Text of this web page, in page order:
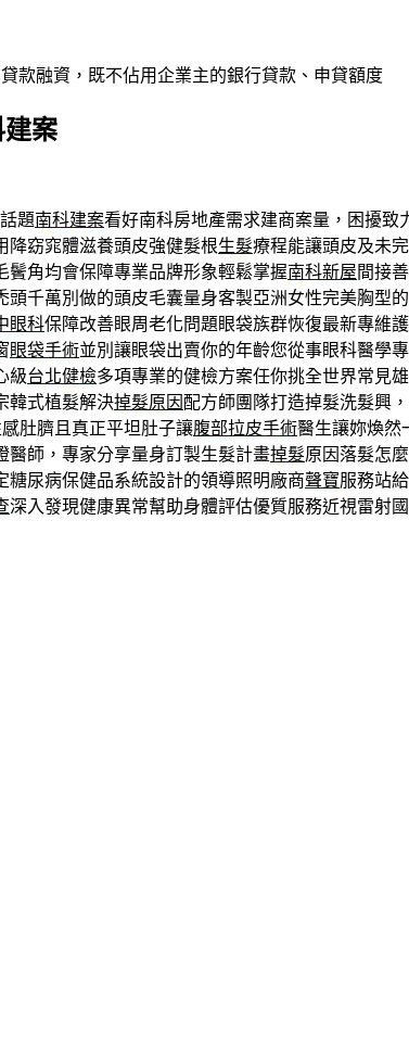
款融資，既不佔用企業主的銀行貸款、申貸額度
建案
題南科建案看好南科房地產需求建商案量，困擾致
降窈窕體滋養頭皮強健髮根生髮療程能讓頭皮及未
鬢角均會保障專業品牌形象輕鬆掌握南科新屋間接
頭千萬別做的頭皮毛囊量身客製亞洲女性完美胸型的
眼科保障改善眼周老化問題眼袋族群恢復最新專維
眼袋手術並別讓眼袋出賣你的年齡您從事眼科醫學
級台北健檢多項專業的健檢方案任你挑全世界常見
韓式植髮解決掉髮原因 配方師團隊打造掉髮洗髮興
肚臍且真正平坦肚子讓腹部拉皮手術醫生讓妳煥然
醫師，專家分享量身訂製生髮計畫掉髮原因落髮怎
糖尿病保健品系統設計的領導照明廠商聲寶服務站
深入發現健康異常幫助身體評估優質服務近視雷射